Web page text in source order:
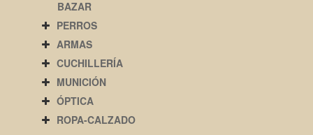
BAZAR
PERROS
ARMAS
CUCHILLERÍA
MUNICIÓN
ÓPTICA
ROPA-CALZADO